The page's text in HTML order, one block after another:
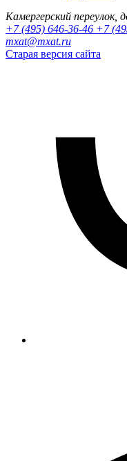
Камергерский переулок,
+7 (495) 646-36-46 +7
mxat@mxat.ru
Старая версия сайта